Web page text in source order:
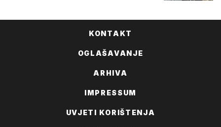
KONTAKT
OGLAŠAVANJE
ARHIVA
IMPRESSUM
UVJETI KORIŠTENJA